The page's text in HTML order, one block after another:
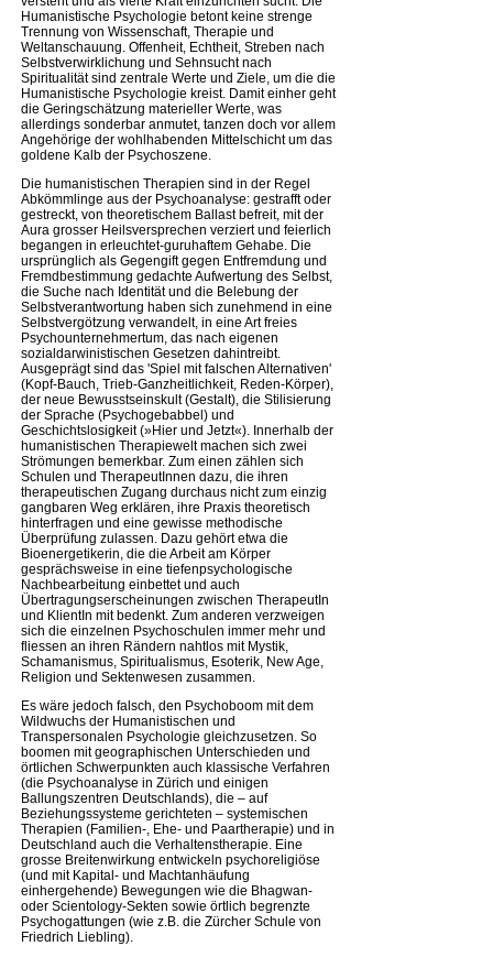
Humanistische Psychologie betont keine strenge
Trennung von Wissenschaft, Therapie und
Weltanschauung. Offenheit, Echtheit, Streben nach
Selbstverwirklichung und Sehnsucht nach
Spiritualität sind zentrale Werte und Ziele, um die die
Humanistische Psychologie kreist. Damit einher geht
die Geringschätzung materieller Werte, was
allerdings sonderbar anmutet, tanzen doch vor allem
Angehörige der wohlhabenden Mittelschicht um das
goldene Kalb der Psychoszene.
Die humanistischen Therapien sind in der Regel
Abkömmlinge aus der Psychoanalyse: gestrafft oder
gestreckt, von theoretischem Ballast befreit, mit der
Aura grosser Heilsversprechen verziert und feierlich
begangen in erleuchtet-guruhaftem Gehabe. Die
ursprünglich als Gegengift gegen Entfremdung und
Fremdbestimmung gedachte Aufwertung des Selbst,
die Suche nach Identität und die Belebung der
Selbstverantwortung haben sich zunehmend in eine
Selbstvergötzung verwandelt, in eine Art freies
Psychounternehmertum, das nach eigenen
sozialdarwinistischen Gesetzen dahintreibt.
Ausgeprägt sind das 'Spiel mit falschen Alternativen'
(Kopf-Bauch, Trieb-Ganzheitlichkeit, Reden-Körper),
der neue Bewusstseinskult (Gestalt), die Stilisierung
der Sprache (Psychogebabbel) und
Geschichtslosigkeit (»Hier und Jetzt«). Innerhalb der
humanistischen Therapiewelt machen sich zwei
Strömungen bemerkbar. Zum einen zählen sich
Schulen und TherapeutInnen dazu, die ihren
therapeutischen Zugang durchaus nicht zum einzig
gangbaren Weg erklären, ihre Praxis theoretisch
hinterfragen und eine gewisse methodische
Überprüfung zulassen. Dazu gehört etwa die
Bioenergetikerin, die die Arbeit am Körper
gesprächsweise in eine tiefenpsychologische
Nachbearbeitung einbettet und auch
Übertragungserscheinungen zwischen TherapeutIn
und KlientIn mit bedenkt. Zum anderen verzweigen
sich die einzelnen Psychoschulen immer mehr und
fliessen an ihren Rändern nahtlos mit Mystik,
Schamanismus, Spiritualismus, Esoterik, New Age,
Religion und Sektenwesen zusammen.
Es wäre jedoch falsch, den Psychoboom mit dem
Wildwuchs der Humanistischen und
Transpersonalen Psychologie gleichzusetzen. So
boomen mit geographischen Unterschieden und
örtlichen Schwerpunkten auch klassische Verfahren
(die Psychoanalyse in Zürich und einigen
Ballungszentren Deutschlands), die – auf
Beziehungssysteme gerichteten – systemischen
Therapien (Familien-, Ehe- und Paartherapie) und in
Deutschland auch die Verhaltenstherapie. Eine
grosse Breitenwirkung entwickeln psychoreligiöse
(und mit Kapital- und Machtanhäufung
einhergehende) Bewegungen wie die Bhagwan-
oder Scientology-Sekten sowie örtlich begrenzte
Psychogattungen (wie z.B. die Zürcher Schule von
Friedrich Liebling).